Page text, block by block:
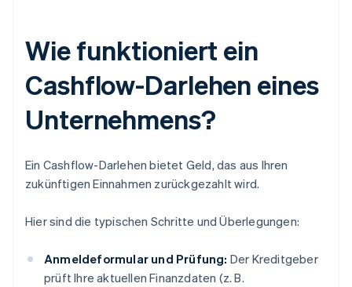
Wie funktioniert ein
Cashflow-Darlehen eines
Unternehmens?
Ein Cashflow-Darlehen bietet Geld, das aus Ihren
zukünftigen Einnahmen zurückgezahlt wird.
Hier sind die typischen Schritte und Überlegungen:
Anmeldeformular und Prüfung: Der Kreditgeber
prüft Ihre aktuellen Finanzdaten (z. B.